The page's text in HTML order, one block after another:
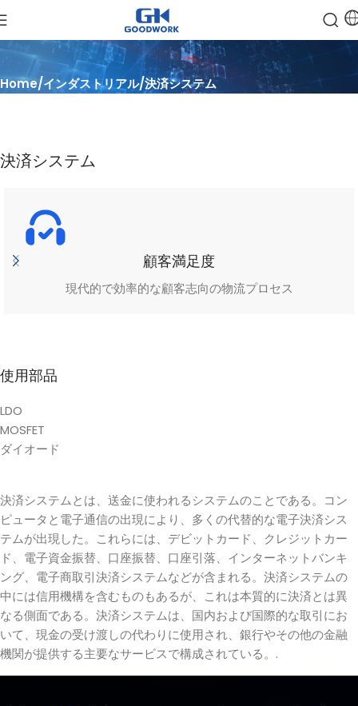
Home インダストリアル 決済システム
決済システム
顧客満足度
現代的で効率的な顧客志向の物流プロセス
使用部品
LDO
MOSFET
ダイオード
決済システムとは、送金に使われるシステムのことである。コン
ピュータと電子通信の出現により、多くの代替的な電子決済シス
テムが出現した。これらには、デビットカード、クレジットカー
ド、電子資金振替、口座振替、口座引落、インターネットバンキ
ング、電子商取引決済システムなどが含まれる。決済システムの
中には信用機構を含むものもあるが、これは本質的に決済とは異
なる側面である。決済システムは、国内および国際的な取引にお
いて、現金の受け渡しの代わりに使用され、銀行やその他の金融
機関が提供する主要なサービスで構成されている。.